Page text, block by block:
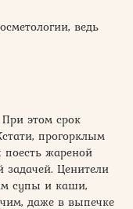
ведь
этом срок
прогорклым
поесть жареной
Ценители
супы и каши,
даже в выпечке